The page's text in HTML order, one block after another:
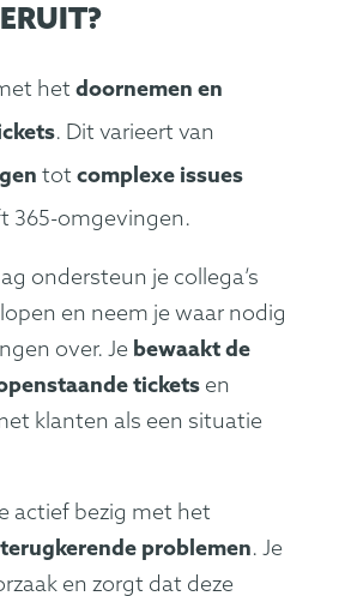
het doornemen en
. Dit varieert van
tot complexe issues
365-omgevingen.
ondersteun je collega’s
en neem je waar nodig
over. Je bewaakt de
tickets en
klanten als een situatie
actief bezig met het
problemen. Je
en zorgt dat deze